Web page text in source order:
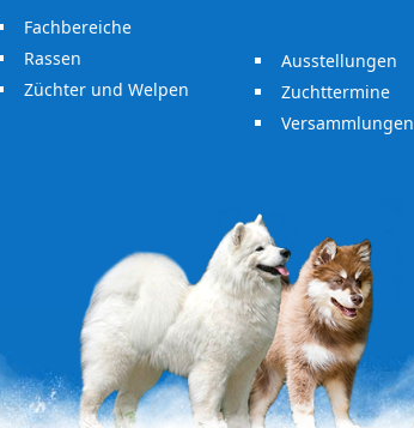
Fachbereiche
Rassen
Züchter und Welpen
Ausstellungen
Zuchttermine
Versammlungen